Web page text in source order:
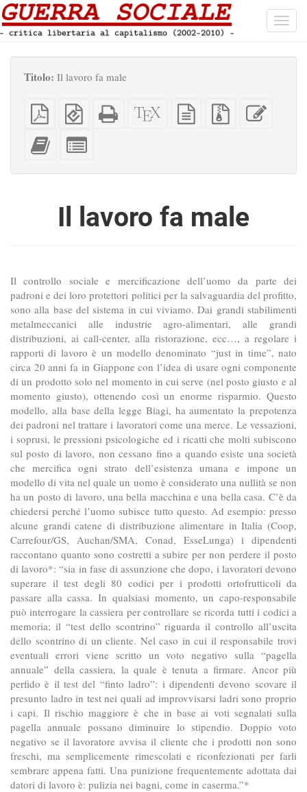
Titolo: Il lavoro fa male
PDF
semplice
EPUB
(per
HTML
completo
Sorgenti
XeLaTeX
sorgente
File
sorgenti
Aggiungi
questo
all'impaginatore
per
Il lavoro fa male
Il controllo sociale e mercificazione dell’uomo da parte dei
padroni e dei loro protettori politici per la salvaguardia del profitto,
sono alla base del sistema in cui viviamo. Dai grandi stabilimenti
metalmeccanici alle industrie agro-alimentari, alle grandi
distribuzioni, ai call-center, alla ristorazione, ecc…, a regolare i
rapporti di lavoro è un modello denominato “just in time”, nato
circa 20 anni fa in Giappone con l’idea di usare ogni componente
di un prodotto solo nel momento in cui serve (nel posto giusto e al
momento giusto), ottenendo così un enorme risparmio. Questo
modello, alla base della legge Biagi, ha aumentato la prepotenza
dei padroni nel trattare i lavoratori come una merce. Le vessazioni,
i soprusi, le pressioni psicologiche ed i ricatti che molti subiscono
sul posto di lavoro, non cessano fino a quando esiste una società
che mercifica ogni strato dell’esistenza umana e impone un
modello di vita nel quale un uomo è considerato una nullità se non
ha un posto di lavoro, una bella macchina e una bella casa. C’è da
chiedersi perché l’uomo subisce tutto questo. Ad esempio: presso
alcune grandi catene di distribuzione alimentare in Italia (Coop,
Carrefour/GS, Auchan/SMA, Conad, EsseLunga) i dipendenti
raccontano quanto sono costretti a subire per non perdere il posto
di lavoro*: “sia in fase di assunzione che dopo, i lavoratori devono
superare il test degli 80 codici per i prodotti ortofrutticoli da
passare alla cassa. In qualsiasi momento, un capo-responsabile
può interrogare la cassiera per controllare se ricorda tutti i codici a
memoria; il “test dello scontrino” riguarda il controllo all’uscita
dello scontrino di un cliente. Nel caso in cui il responsabile trovi
eventuali errori viene scritto un voto negativo sulla “pagella
annuale” della cassiera, la quale è tenuta a firmare. Ancor più
perfido è il test del “finto ladro”: i dipendenti devono scovare il
presunto ladro in test nei quali ad improvvisarsi ladri sono proprio
i capi. Il rischio maggiore è che in base ai voti segnalati sulla
pagella annuale possano diminuire lo stipendio. Doppio voto
negativo se il lavoratore avvisa il cliente che i prodotti non sono
freschi, ma semplicemente rimescolati e riconfezionati per farli
sembrare appena fatti. Una punizione frequentemente adottata dai
datori di lavoro è: pulizia nei bagni, come in caserma.”*